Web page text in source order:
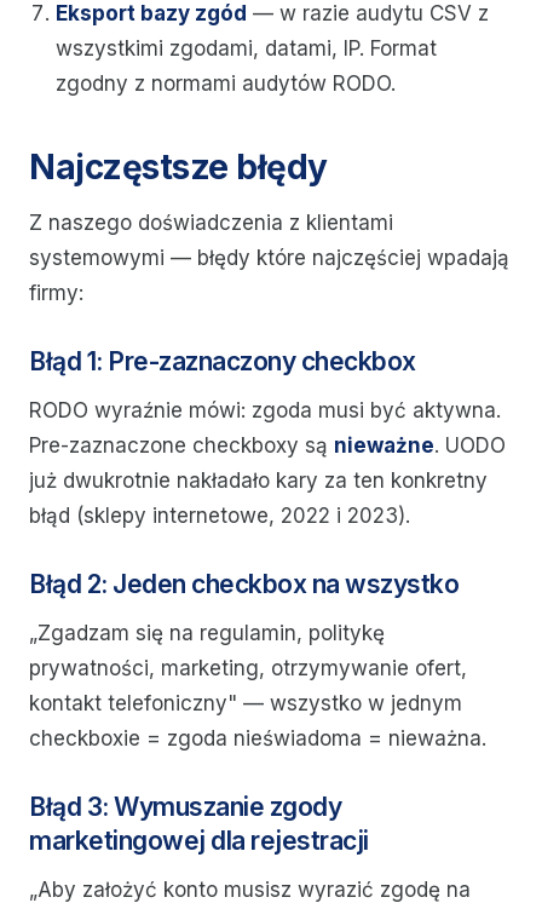
Eksport bazy zgód — w razie audytu CSV z
wszystkimi zgodami, datami, IP. Format
zgodny z normami audytów RODO.
Najczęstsze błędy
Z naszego doświadczenia z klientami
systemowymi — błędy które najczęściej wpadają
firmy:
Błąd 1: Pre-zaznaczony checkbox
RODO wyraźnie mówi: zgoda musi być aktywna.
Pre-zaznaczone checkboxy są nieważne. UODO
już dwukrotnie nakładało kary za ten konkretny
błąd (sklepy internetowe, 2022 i 2023).
Błąd 2: Jeden checkbox na wszystko
„Zgadzam się na regulamin, politykę
prywatności, marketing, otrzymywanie ofert,
kontakt telefoniczny" — wszystko w jednym
checkboxie = zgoda nieświadoma = nieważna.
Błąd 3: Wymuszanie zgody
marketingowej dla rejestracji
„Aby założyć konto musisz wyrazić zgodę na